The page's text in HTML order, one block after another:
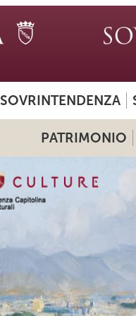
SOVRINTENDENZA
PATRIMONIO